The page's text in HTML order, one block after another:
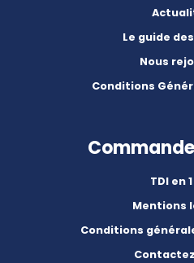
Le guide
Nous
Conditions
TDI en
Mentions
Conditions